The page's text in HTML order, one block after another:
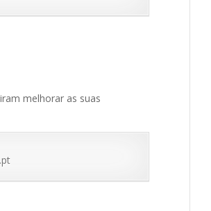
melhorar as suas